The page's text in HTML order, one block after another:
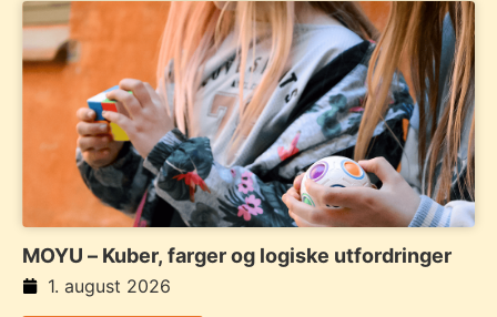
MOYU – Kuber, farger og logiske utfordringer
1. august 2026